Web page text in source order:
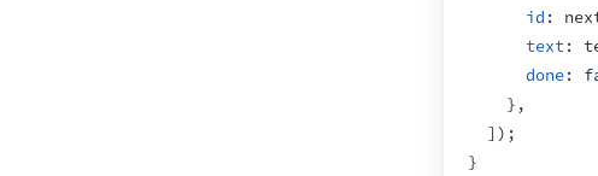
id :
text:
done:
} ,
] ) ;
}